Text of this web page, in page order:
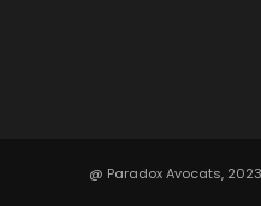
@ Paradox Avocats,